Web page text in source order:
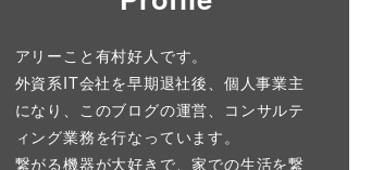
アリーこと有村好人です。
外資系IT会社を早期退社後、個人事業主
になり、このブログの運営、コンサルテ
ィング業務を行なっています。
繋がる機器が大好きで、家での生活を繋